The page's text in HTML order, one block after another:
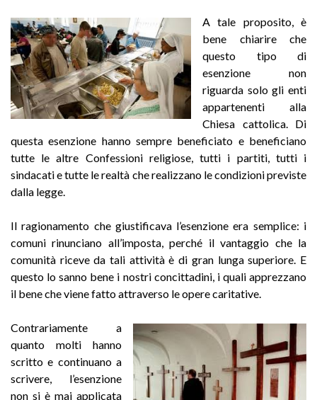
A tale proposito, è
bene chiarire che
questo tipo di
esenzione non
riguarda solo gli enti
appartenenti alla
Chiesa cattolica. Di
questa esenzione hanno sempre beneficiato e beneficiano
tutte le altre Confessioni religiose, tutti i partiti, tutti i
sindacati e tutte le realtà che realizzano le condizioni previste
dalla legge.
Il ragionamento che giustificava l’esenzione era semplice: i
comuni rinunciano all’imposta, perché il vantaggio che la
comunità riceve da tali attività è di gran lunga superiore. E
questo lo sanno bene i nostri concittadini, i quali apprezzano
il bene che viene fatto attraverso le opere caritative.
Contrariamente a
quanto molti hanno
scritto e continuano a
scrivere, l’esenzione
non si è mai applicata